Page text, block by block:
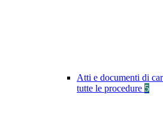
Atti e documenti di
tutte le procedure 5